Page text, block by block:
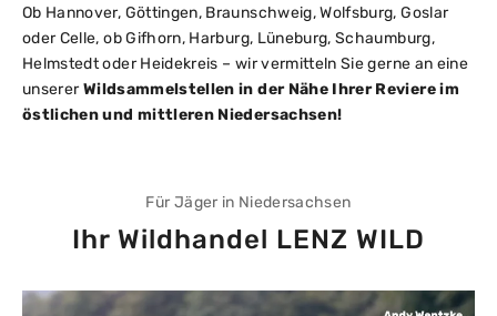
Ob Hannover, Göttingen, Braunschweig, Wolfsburg, Goslar
oder Celle, ob Gifhorn, Harburg, Lüneburg, Schaumburg,
Helmstedt oder Heidekreis – wir vermitteln Sie gerne an eine
unsererWildsammelstellen in der Nähe Ihrer Reviere im
östlichen und mittleren Niedersachsen!
Für Jäger in Niedersachsen
Ihr Wildhandel LENZ WILD